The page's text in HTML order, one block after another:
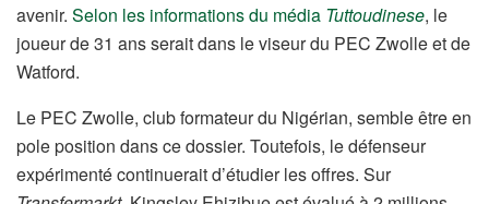
avenir. Selon les informations du média Tuttoudinese, le
joueur de 31 ans serait dans le viseur du PEC Zwolle et de
Watford.
Le PEC Zwolle, club formateur du Nigérian, semble être en
pole position dans ce dossier. Toutefois, le défenseur
expérimenté continuerait d’étudier les offres. Sur